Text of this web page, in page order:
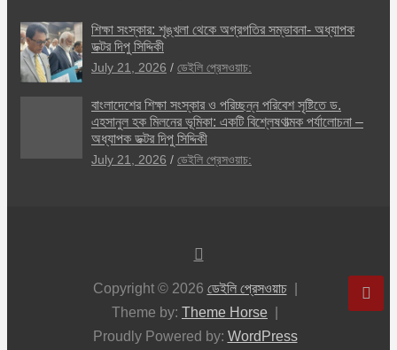
শিক্ষা সংস্কার: শৃঙ্খলা থেকে অগ্রগতির সম্ভাবনা- অধ্যাপক
ডক্টর দিপু সিদ্দিকী
July 21, 2026 ডেইলি প্রেসওয়াচ:
বাংলাদেশের শিক্ষা সংস্কার ও পরিচ্ছন্ন পরিবেশ সৃষ্টিতে ড.
এহসানুল হক মিলনের ভূমিকা: একটি বিশ্লেষণাত্মক পর্যালোচনা –
অধ্যাপক ডক্টর দিপু সিদ্দিকী
July 21, 2026 ডেইলি প্রেসওয়াচ:
Copyright © 2026 ডেইলি প্রেসওয়াচ
Theme by: Theme Horse
Proudly Powered by: WordPress